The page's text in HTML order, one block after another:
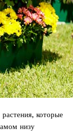
которые
низу